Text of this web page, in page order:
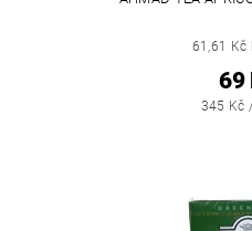
61,61 Kč
69
345 Kč